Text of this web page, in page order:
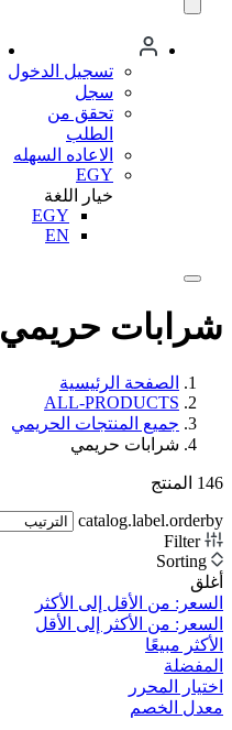
تسجيل الدخول
سجل
تحقق من
الطلب
الاعاده السهله
EGY
خيار اللغة
EGY
EN
شرابات حريمي
الصفحة الرئيسية
ALL-PRODUCTS
جميع المنتجات الحريمي
شرابات حريمي
146 المنتج
catalog.label.orderby
Filter
Sorting
أغلق
السعر: من الأقل إلى الأكثر
السعر: من الأكثر إلى الأقل
الأكثر مبيعًا
المفضلة
اختيار المحرر
معدل الخصم‎